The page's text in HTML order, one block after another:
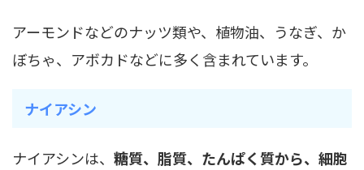
アーモンドなどのナッツ類や、植物油、うなぎ、か
ぼちゃ、アボカドなどに多く含まれています。
ナイアシン
ナイアシンは、 糖質、脂質、たんぱく質から、細胞